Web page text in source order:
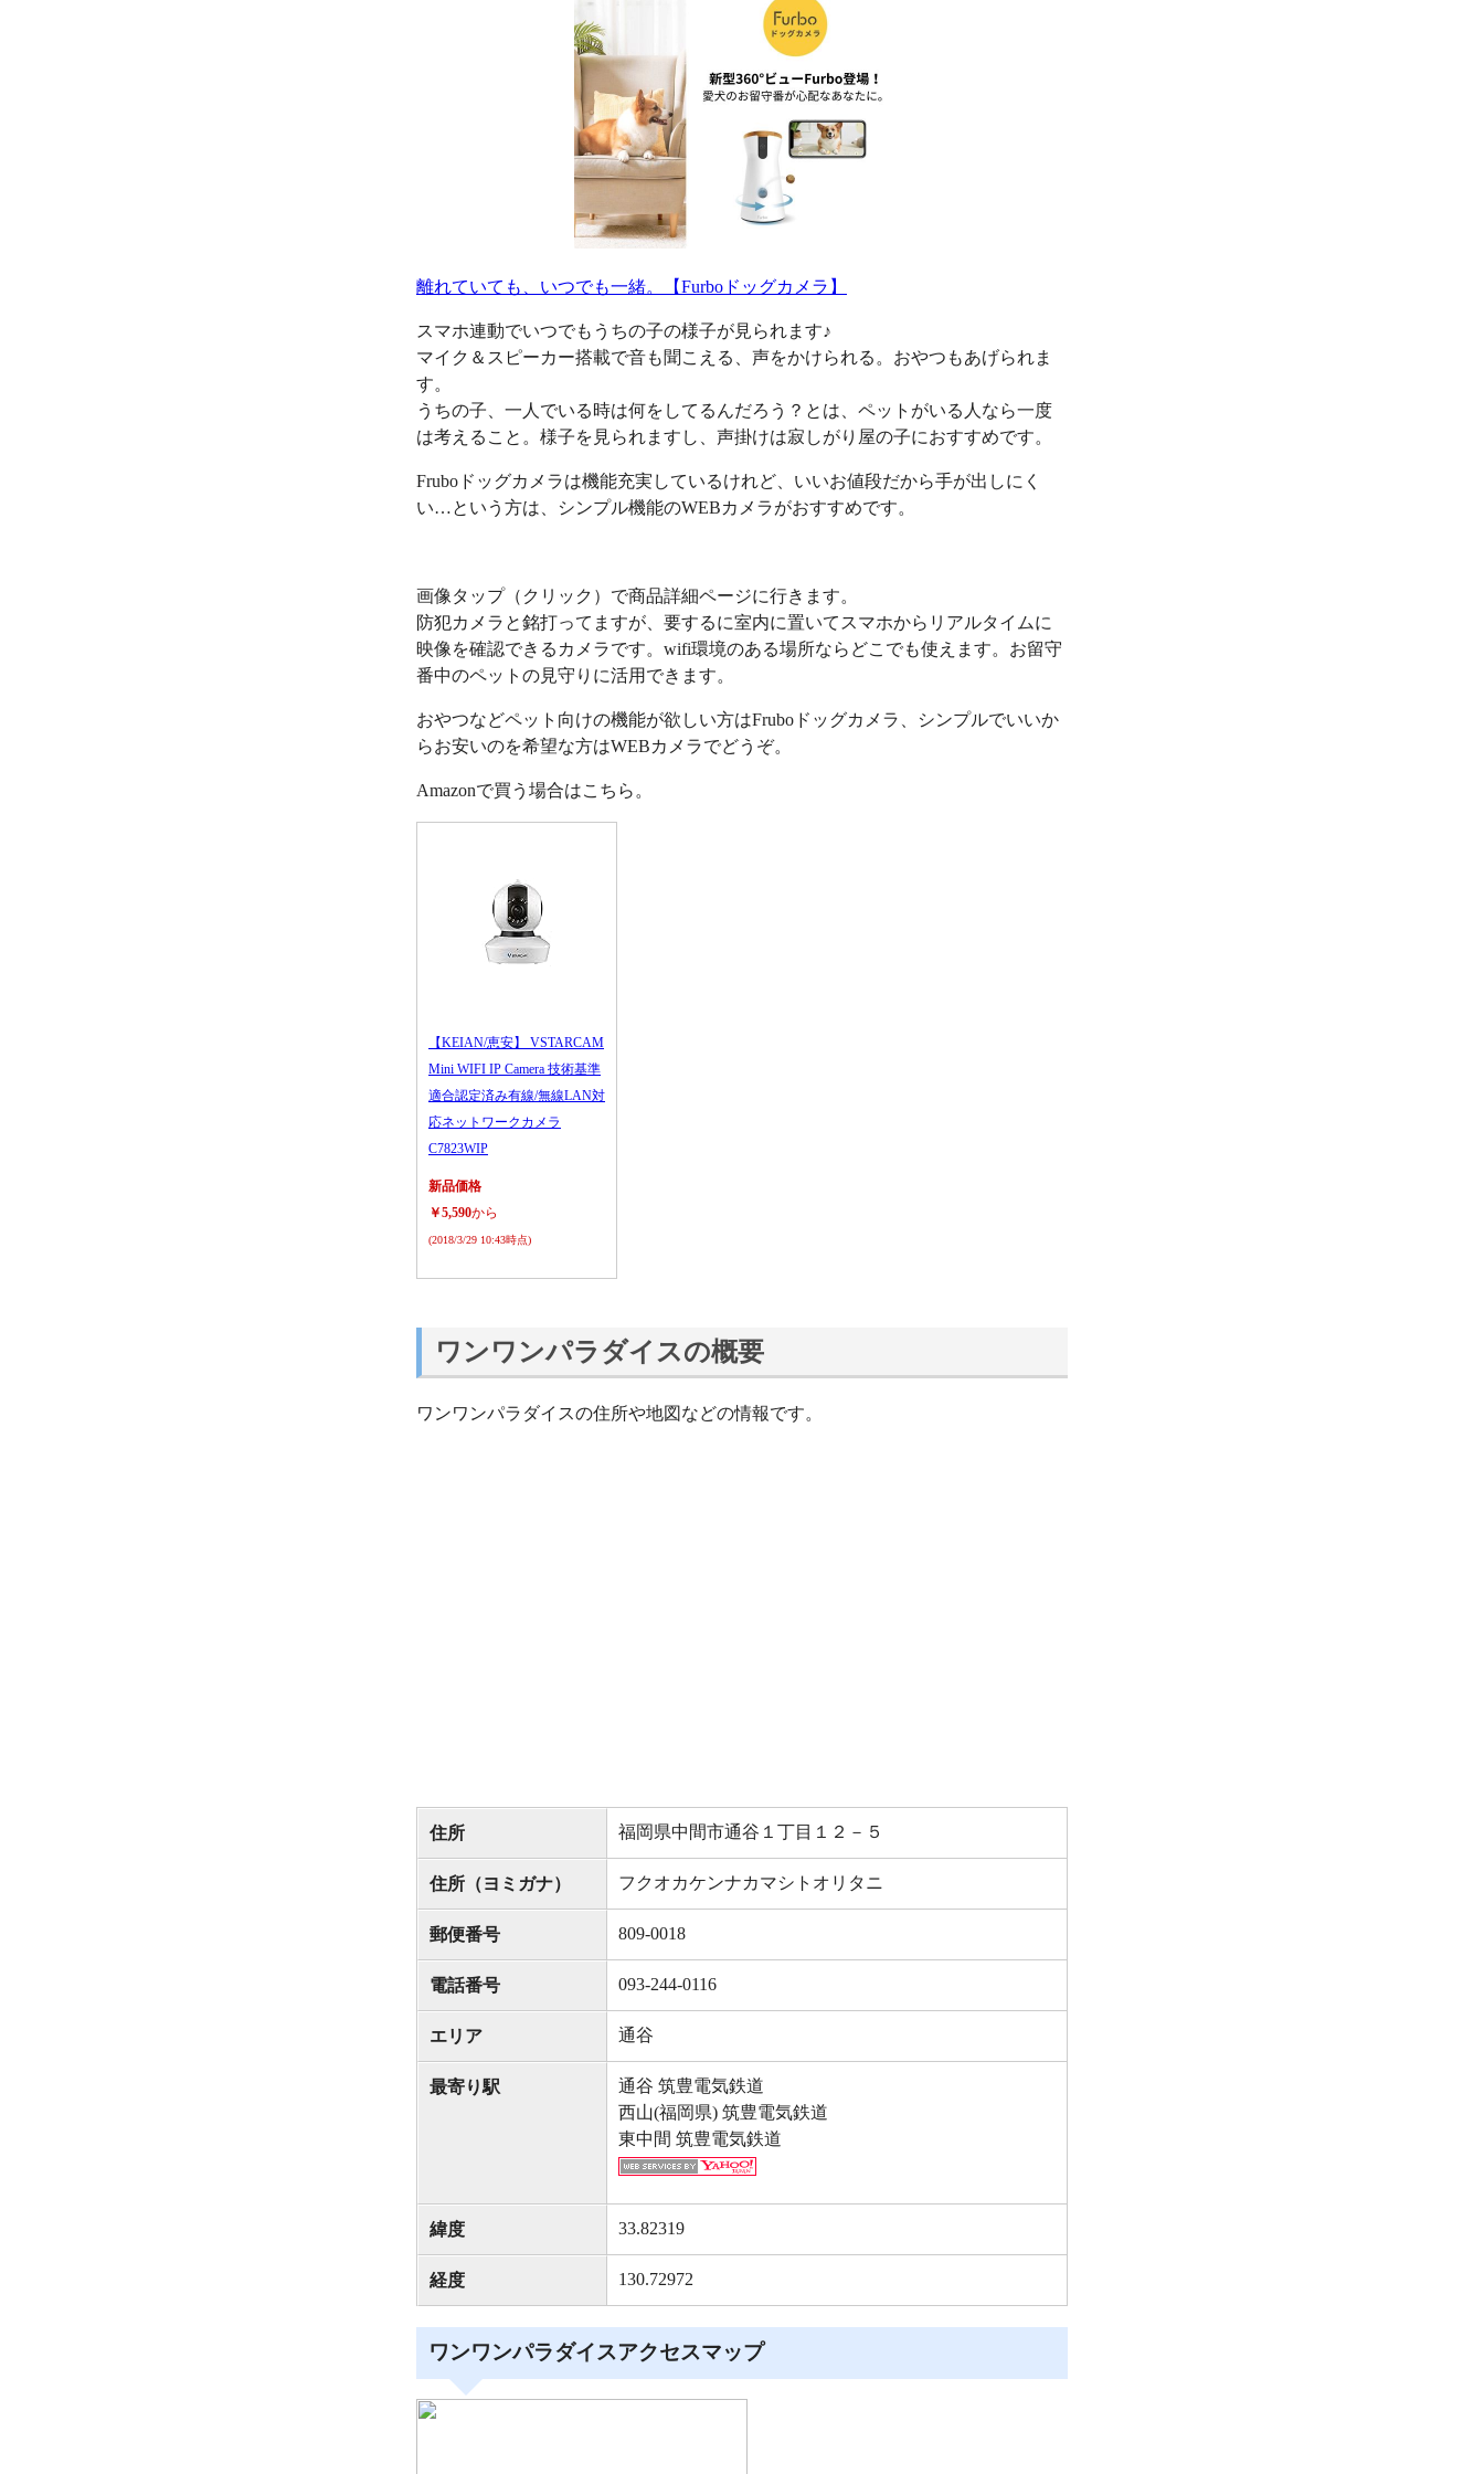
離れていても、いつでも一緒。【Furboドッグカメラ】
スマホ連動でいつでもうちの子の様子が見られます♪
マイク＆スピーカー搭載で音も聞こえる、声をかけられる。おやつもあげられま
す。
うちの子、一人でいる時は何をしてるんだろう？とは、ペットがいる人なら一度
は考えること。様子を見られますし、声掛けは寂しがり屋の子におすすめです。
Fruboドッグカメラは機能充実しているけれど、いいお値段だから手が出しにく
い…という方は、シンプル機能のWEBカメラがおすすめです。
画像タップ（クリック）で商品詳細ページに行きます。
防犯カメラと銘打ってますが、要するに室内に置いてスマホからリアルタイムに
映像を確認できるカメラです。wifi環境のある場所ならどこでも使えます。お留守
番中のペットの見守りに活用できます。
おやつなどペット向けの機能が欲しい方はFruboドッグカメラ、シンプルでいいか
らお安いのを希望な方はWEBカメラでどうぞ。
Amazonで買う場合はこちら。
【KEIAN/恵安】 VSTARCAM
Mini WIFI IP Camera 技術基準
適合認定済み有線/無線LAN対
応ネットワークカメラ
C7823WIP
新品価格
￥5,590から
(2018/3/29 10:43時点)
ワンワンパラダイスの概要
ワンワンパラダイスの住所や地図などの情報です。
住所 福岡県中間市通谷１丁目１２－５
住所（ヨミガナ） フクオカケンナカマシトオリタニ
郵便番号 809-0018
電話番号 093-244-0116
エリア 通谷
最寄り駅
通谷 筑豊電気鉄道
西山(福岡県) 筑豊電気鉄道
東中間 筑豊電気鉄道
緯度 33.82319
経度 130.72972
ワンワンパラダイスアクセスマップ